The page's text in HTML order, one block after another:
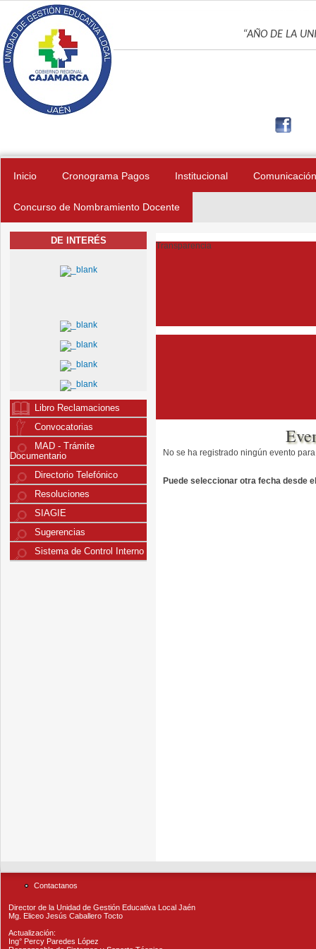
Pasar al contenido principal
“AÑO DE LA
Inicio Cronograma Pagos Institucional Comunicación
Concurso de Nombramiento Docente
DE INTERÉS
Libro Reclamaciones
Convocatorias
MAD - Trámite
Documentario
Directorio Telefónico
Resoluciones
SIAGIE
Sugerencias
Sistema de Control Interno
Transparencia
No se ha registrado ningún evento
Puede seleccionar otra fecha desde
Contactanos
Director de la Unidad de Gestión Educativa Local Jaén
Mg. Eliceo Jesús Caballero Tocto
Actualización:
Ing° Percy Paredes López